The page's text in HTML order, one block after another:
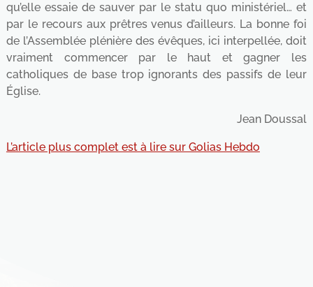
qu’elle essaie de sauver par le statu quo ministériel… et
par le recours aux prêtres venus d’ailleurs. La bonne foi
de l’Assemblée plénière des évêques, ici interpellée, doit
vraiment commencer par le haut et gagner les
catholiques de base trop ignorants des passifs de leur
Église.
Jean Doussal
L’article plus complet est à lire sur Golias Hebdo